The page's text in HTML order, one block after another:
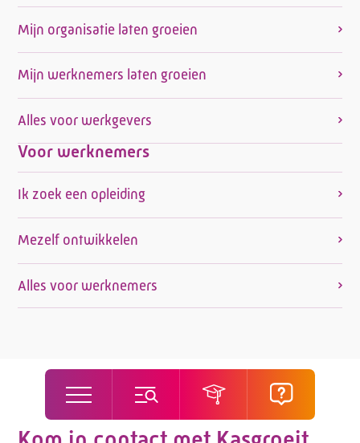
Mijn organisatie laten groeien
Mijn werknemers laten groeien
Alles voor werkgevers
Voor werknemers
Ik zoek een opleiding
Mezelf ontwikkelen
Alles voor werknemers